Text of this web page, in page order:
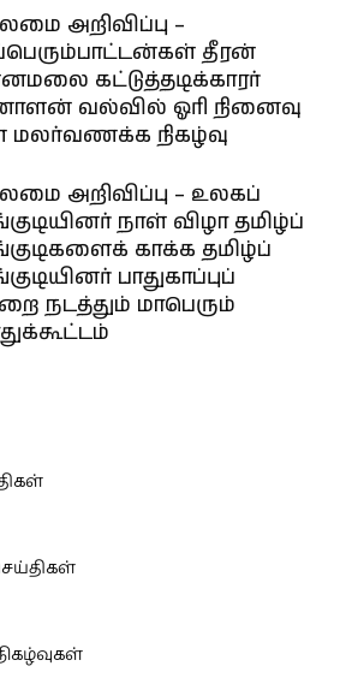
அறிவிப்பு –
தீரன்
கட்டுத்தடிக்காரர்
வல்வில் ஓரி நினைவு
மலர்வணக்க நிகழ்வு
அறிவிப்பு – உலகப்
நாள் விழா தமிழ்ப்
காக்க தமிழ்ப்
பாதுகாப்புப்
நடத்தும் மாபெரும்